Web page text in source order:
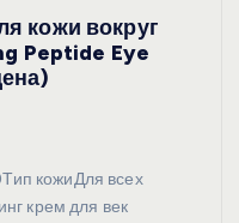
кожи вокруг
Peptide Eye
кожиДля всех
крем для век